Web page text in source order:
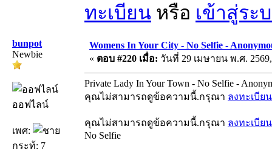
ทะเบียน หรือ เข้าสู่ระ
bunpot
Newbie
ออฟไลน์
เพศ:
กระทู้: 7
Womens In Your City - No Selfie -
« ตอบ #220 เมื่อ: วันที่ 29 เมษายน พ.ศ. 2569,
Private Lady In Your Town - No Selfie -
คุณไม่สามารถดูข้อความนี้.กรุณา ลงทะเบียน
คุณไม่สามารถดูข้อความนี้.กรุณา ลงทะเบียน
No Selfie